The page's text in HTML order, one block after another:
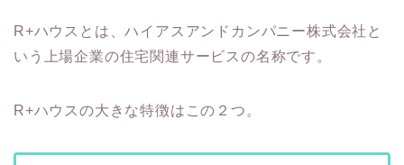
R+ハウスとは、ハイアスアンドカンパニー株式会社と
いう上場企業の住宅関連サービスの名称です。
R+ハウスの大きな特徴はこの２つ。